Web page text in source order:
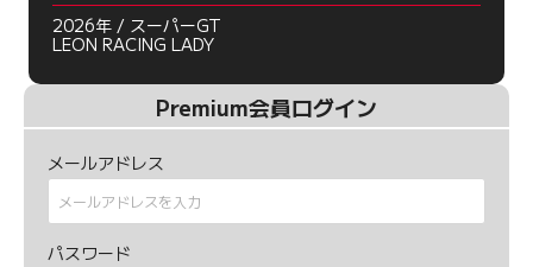
2026年 / スーパーGT
LEON RACING LADY
Premium会員ログイン
メールアドレス
パスワード